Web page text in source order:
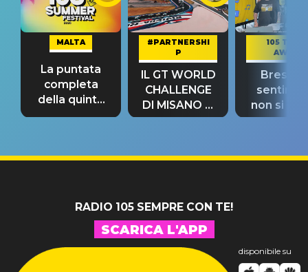
MALTA
La puntata
completa
della quinta
tappa
#PARTNERSHI
P
IL GT WORLD
CHALLENGE
DI MISANO si
riconferma
105 TAKE
AWAY
Bresh:
non si
fino alla
RADIO 105 SEMPRE CON TE!
SCARICA L'APP
disponibile su